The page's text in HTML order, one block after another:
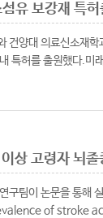
유 보강재 특허
건양대 의료신소재
특허를 출원했다.미
상 고령자 뇌졸
구팀이 논문을 통해
of